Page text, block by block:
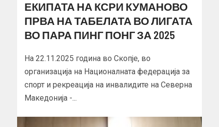
ЕКИПАТА НА КСРИ КУМАНОВО
ПРВА НА ТАБЕЛАТА ВО ЛИГАТА
ВО ПАРА ПИНГ ПОНГ ЗА 2025
На 22.11.2025 година во Скопје, во
организација на Националната федерација за
спорт и рекреација на инвалидите на Северна
Македонија -...